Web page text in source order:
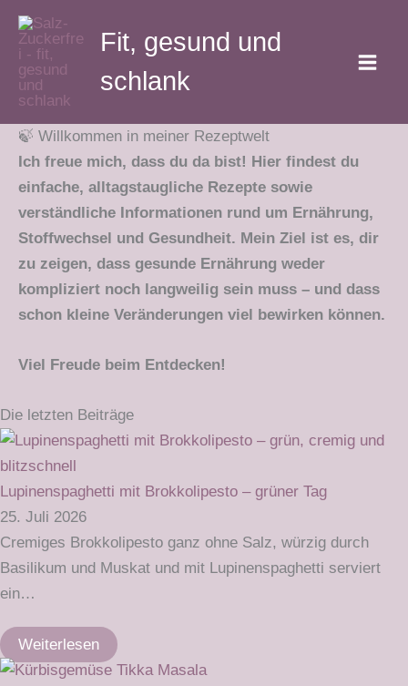
Zum
Inhalt
springen
Fit, gesund und
schlank
🍃 Willkommen in meiner Rezeptwelt
Ich freue mich, dass du da bist! Hier findest du
einfache, alltagstaugliche Rezepte sowie
verständliche Informationen rund um Ernährung,
Stoffwechsel und Gesundheit. Mein Ziel ist es, dir
zu zeigen, dass gesunde Ernährung weder
kompliziert noch langweilig sein muss – und dass
schon kleine Veränderungen viel bewirken können.
Viel Freude beim Entdecken!
Die letzten Beiträge
Lupinenspaghetti mit Brokkolipesto – grüner Tag
25. Juli 2026
Cremiges Brokkolipesto ganz ohne Salz, würzig durch
Basilikum und Muskat und mit Lupinenspaghetti serviert
ein…
Weiterlesen